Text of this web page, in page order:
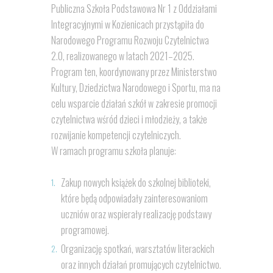
Publiczna Szkoła Podstawowa Nr 1 z Oddziałami
Integracyjnymi w Kozienicach przystąpiła do
Narodowego Programu Rozwoju Czytelnictwa
2.0, realizowanego w latach 2021–2025.
Program ten, koordynowany przez Ministerstwo
Kultury, Dziedzictwa Narodowego i Sportu, ma na
celu wsparcie działań szkół w zakresie promocji
czytelnictwa wśród dzieci i młodzieży, a także
rozwijanie kompetencji czytelniczych.
W ramach programu szkoła planuje:
Zakup nowych książek do szkolnej biblioteki,
które będą odpowiadały zainteresowaniom
uczniów oraz wspierały realizację podstawy
programowej.
Organizację spotkań, warsztatów literackich
oraz innych działań promujących czytelnictwo.